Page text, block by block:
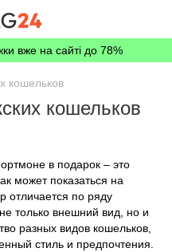
вже на сайті до 78%
кошельков
кошельков
в подарок – это
может показаться на
отличается по ряду
только внешний вид, но и
разных видов кошельков,
стиль и предпочтения.